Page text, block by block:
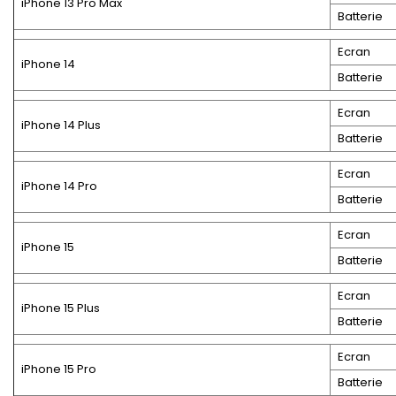
Batterie
iPhone 14
Ecran
Batterie
iPhone 14 Plus
Ecran
Batterie
iPhone 14 Pro
Ecran
Batterie
iPhone 15
Ecran
Batterie
iPhone 15 Plus
Ecran
Batterie
iPhone 15 Pro
Ecran
Batterie